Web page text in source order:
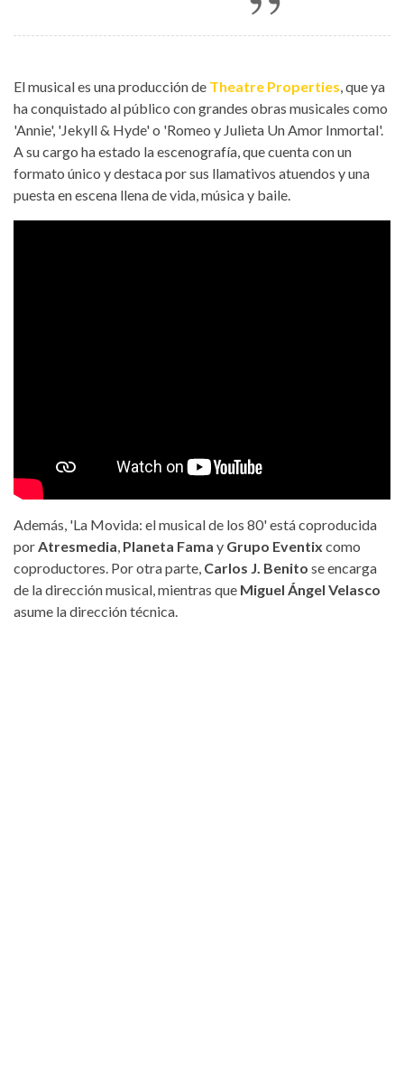
El musical es una producción de Theatre Properties, que ya
ha conquistado al público con grandes obras musicales como
'Annie', 'Jekyll & Hyde' o 'Romeo y Julieta Un Amor Inmortal'.
A su cargo ha estado la escenografía, que cuenta con un
formato único y destaca por sus llamativos atuendos y una
puesta en escena llena de vida, música y baile.
Además, 'La Movida: el musical de los 80' está coproducida
por Atresmedia Planeta Fama y Grupo Eventix como
coproductores. Por otra parte, Carlos J. Benito se encarga
de la dirección musical, mientras que Miguel Ángel Velasco
asume la dirección técnica.